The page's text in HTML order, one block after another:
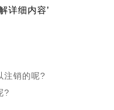
详细内容’
注销的呢?
?